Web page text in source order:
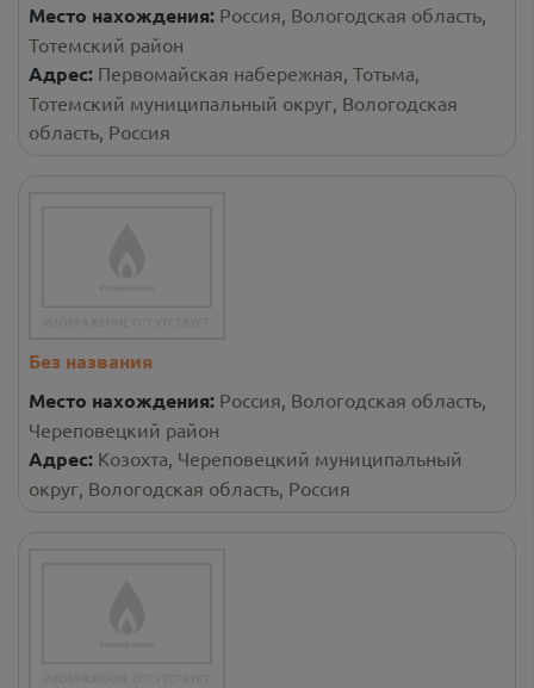
Место нахождения: Россия, Вологодская область,
Тотемский район
Адрес: Первомайская набережная, Тотьма,
Тотемский муниципальный округ, Вологодская
область, Россия
Без названия
Место нахождения: Россия, Вологодская область,
Череповецкий район
Адрес: Козохта, Череповецкий муниципальный
округ, Вологодская область, Россия